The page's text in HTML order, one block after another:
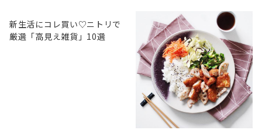
新生活にコレ買い♡ニトリで
厳選「高見え雑貨」10選